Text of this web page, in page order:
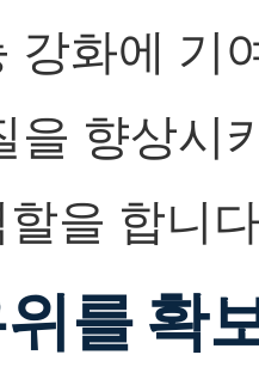
강화에 기
을 향상시
을 합니
를 확